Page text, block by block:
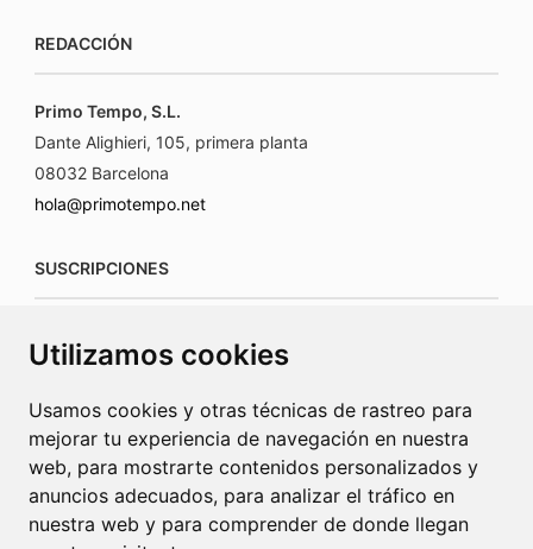
Utilizamos cookies
Usamos cookies y otras técnicas de rastreo para
mejorar tu experiencia de navegación en nuestra
web, para mostrarte contenidos personalizados y
anuncios adecuados, para analizar el tráfico en
nuestra web y para comprender de donde llegan
REDACCIÓN
Primo Tempo, S.L.
Dante Alighieri, 105, primera planta
08032 Barcelona
hola@primotempo.net
SUSCRIPCIONES
www.connecorrevistas.com
PUBLICIDAD